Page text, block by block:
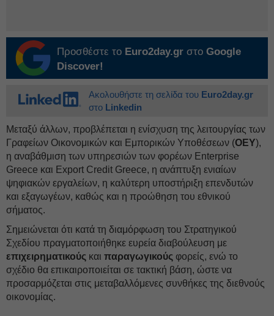
Προσθέστε το Euro2day.gr στο Google
Discover!
Ακολουθήστε τη σελίδα του Euro2day.gr
στο Linkedin
Μεταξύ άλλων, προβλέπεται η ενίσχυση της λειτουργίας των
Γραφείων Οικονομικών και Εμπορικών Υποθέσεων (ΟΕΥ),
η αναβάθμιση των υπηρεσιών των φορέων Enterprise
Greece και Export Credit Greece, η ανάπτυξη ενιαίων
ψηφιακών εργαλείων, η καλύτερη υποστήριξη επενδυτών
και εξαγωγέων, καθώς και η προώθηση του εθνικού
σήματος.
Σημειώνεται ότι κατά τη διαμόρφωση του Στρατηγικού
Σχεδίου πραγματοποιήθηκε ευρεία διαβούλευση με
επιχειρηματικούς και παραγωγικούς φορείς, ενώ το
σχέδιο θα επικαιροποιείται σε τακτική βάση, ώστε να
προσαρμόζεται στις μεταβαλλόμενες συνθήκες της διεθνούς
οικονομίας.